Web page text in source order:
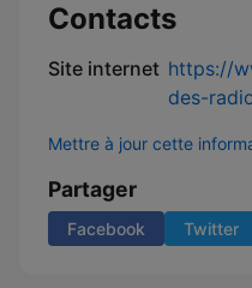
Contacts
Site internet https://
des-
Mettre à jour cette
Partager
Facebook Twitter